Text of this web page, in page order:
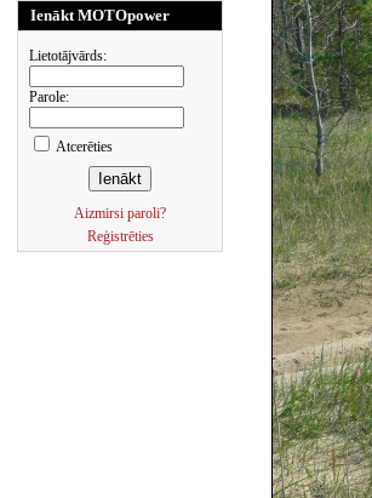
Ienākt MOTOpower
Lietotājvārds:
Parole:
Atcerēties
Aizmirsi paroli?
Reģistrēties